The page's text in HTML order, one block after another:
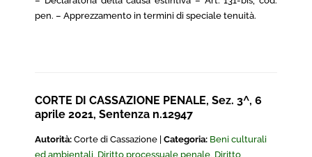
pen. – Apprezzamento in termini di speciale tenuità.
CORTE DI CASSAZIONE PENALE, Sez. 3^, 6
aprile 2021, Sentenza n.12947
Autorità: Corte di Cassazione | Categoria: Beni culturali
ed ambientali, Diritto processuale penale, Diritto